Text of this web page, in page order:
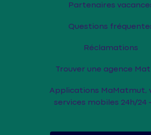
Partenaires
Questions
Réclamations
Trouver une agence
Applications MaMatmut,
services mobiles 24h/24